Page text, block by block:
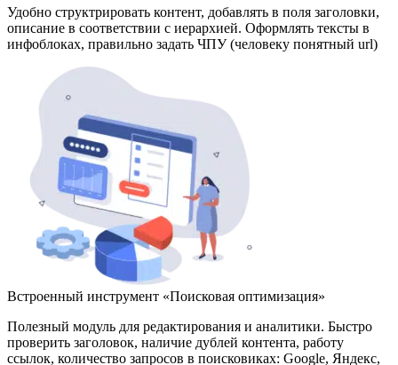
Удобно структрировать контент, добавлять в поля заголовки,
описание в соответствии с иерархией. Оформлять тексты в
инфоблоках, правильно задать ЧПУ (человеку понятный url)
Встроенный инструмент «Поисковая оптимизация»
Полезный модуль для редактирования и аналитики. Быстро
проверить заголовок, наличие дублей контента, работу
ссылок, количество запросов в поисковиках: Google, Яндекс,